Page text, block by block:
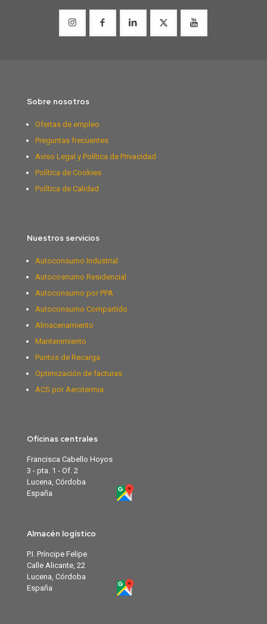
Sobre nosotros
Ofertas de empleo
Preguntas frecuentes
Aviso Legal y Política de Privacidad
Política de Cookies
Política de Calidad
Nuestros servicios
Autoconsumo Industrial
Autocosnumo Residencial
Autoconsumo por PPA
Autoconsumo Compartido
Almacenamiento
Mantenimiento
Puntos de Recarga
Optimización de facturas
ACS por Aerotermia
Oficinas centrales
Francisca Cabello Hoyos
3 - pta. 1 - Of. 2
Lucena, Córdoba
España
Almacén logístico
P.I. Príncipe Felipe
Calle Alicante, 22
Lucena, Córdoba
España